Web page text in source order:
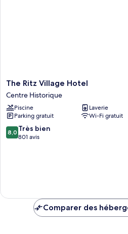
The
Ritz
Village
Hotel
Centre
Historique
The Ritz Village Hotel
Centre Historique
Piscine
Laverie
Parking gratuit
Wi-Fi gratuit
8.0
sur
8,0 Très bien
801 avis
Comparer des